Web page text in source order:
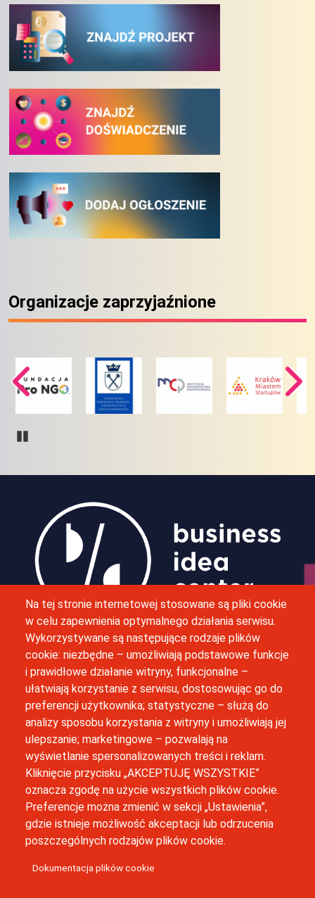
Na tej stronie internetowej stosowane są pliki cookie
w celu zapewnienia optymalnego działania serwisu.
Wykorzystywane są następujące rodzaje plików
cookie: niezbędne – umożliwiają podstawowe funkcje
i prawidłowe działanie witryny, funkcjonalne –
ułatwiają korzystanie z serwisu, dostosowując go do
preferencji użytkownika; statystyczne – służą do
analizy sposobu korzystania z witryny i umożliwiają jej
ulepszanie; marketingowe – pozwalają na
wyświetlanie spersonalizowanych treści i reklam.
Kliknięcie przycisku „AKCEPTUJĘ WSZYSTKIE”
oznacza zgodę na użycie wszystkich plików cookie.
Preferencje można zmienić w sekcji „Ustawienia”,
gdzie istnieje możliwość akceptacji lub odrzucenia
poszczególnych rodzajów plików cookie.
Dokumentacja plików cookie
Organizacje zaprzyjaźnione
Obraz
M. Bobrzyńskiego 12, 30-348 Kraków
(12) 664 42 06
inkubator@uj.edu.pl
Newsletter
Strategicznego Inicjatywa Doskonałości w Uniwersytecie